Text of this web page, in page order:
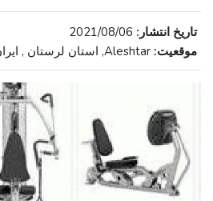
تاریخ انتشار: 2021/08/06
موقعیت: Aleshtar, استان لرستان , ایران